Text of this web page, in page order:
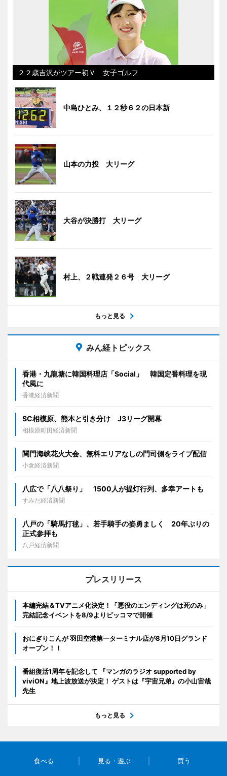
２２歳吉沢がツアー初Ｖ 女子ゴルフ
中島ひとみ、１２秒６２の日本新
山本の力投 大リーグ
大谷が決勝打 大リーグ
村上、２戦連発２６号 大リーグ
もっと見る
みん経トピックス
香港・九龍塘に韓国料理店「Social」 韓国定番料理を現
代風に
香港経済新聞
SC相模原、熊本と引き分け J3リーグ開幕
相模原町田経済新聞
関門海峡花火大会、無料エリアなしの門司側をライブ配信
小倉経済新聞
八広で「八八祭り」 1500人が提灯行列、多幸アートも
すみだ経済新聞
八戸の「騎馬打毬」、若手騎手の姿勇ましく 20年ぶりの
正式参拝も
八戸経済新聞
プレスリリース
本編完結＆TVアニメ化決定！「悪役のエンディングは死のみ」
完結記念イベントを8/9よりピッコマで開催
おにぎりこんが 羽田空港第一ターミナル店が8月10日グランド
オープン！！
番組復活1周年を記念して 『マンガのラジオ supported by
viviON』地上波放送が決定！ ゲストは『宇宙兄弟』の小山宙哉
先生
もっと見る
食べる 見る・遊ぶ 買う